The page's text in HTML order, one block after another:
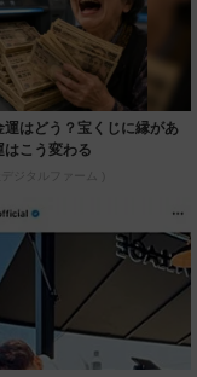
運はどう？宝くじに縁があ
はこう変わる
ジタルファーム )